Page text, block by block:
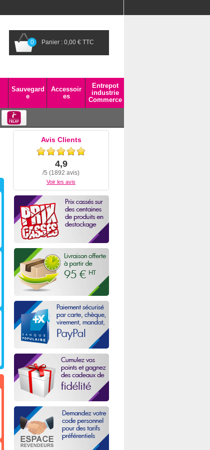
0 Panier : 0,00 € TTC
Sauvegard
e
Accessoir
es
Entrepot
industrie
Commerce
Avis Clients
4,9
/5 (1892 avis)
Voir les avis